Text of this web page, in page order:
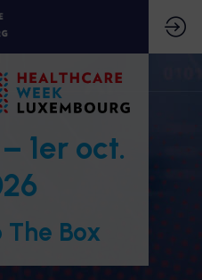
1er oct.
Box